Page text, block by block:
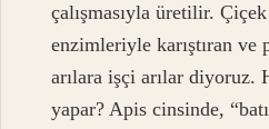
çalışmasıyla üretilir.
enzimleriyle karıştıran ve
arılara işçi arılar diyoruz.
yapar? Apis cinsinde,